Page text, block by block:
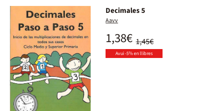
Decimales 5
Aavv
1,45€
1,38€
Avui -5% en llibres